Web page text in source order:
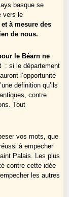
basque se
vers le
à mesure des
de nous.
le Béarn ne
: si le département
l’opportunité
définition qu’ils
contre
Tout
vos mots, que
à empecher
Palais. Les plus
contre cette idée
les autres